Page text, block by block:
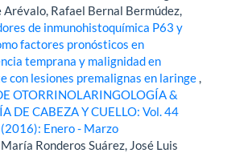
Arévalo, Rafael Bernal Bermúdez,
de inmunohistoquímica P63 y
factores pronósticos en
temprana y malignidad en
con lesiones premalignas en laringe,
OTORRINOLARINGOLOGÍA &
DE CABEZA Y CUELLO: Vol. 44
(2016): Enero - Marzo
Ronderos Suárez, José Luis